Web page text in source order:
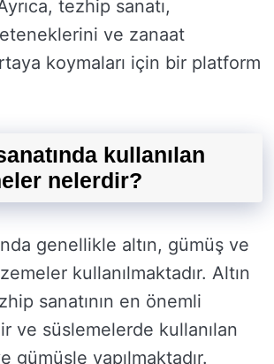
tezhip sanatı,
ve zanaat
koymaları için bir platform
kullanılan
nelerdir?
genellikle altın, gümüş ve
kullanılmaktadır. Altın
sanatının en önemli
ve süslemelerde kullanılan
gümüşle yapılmaktadır.